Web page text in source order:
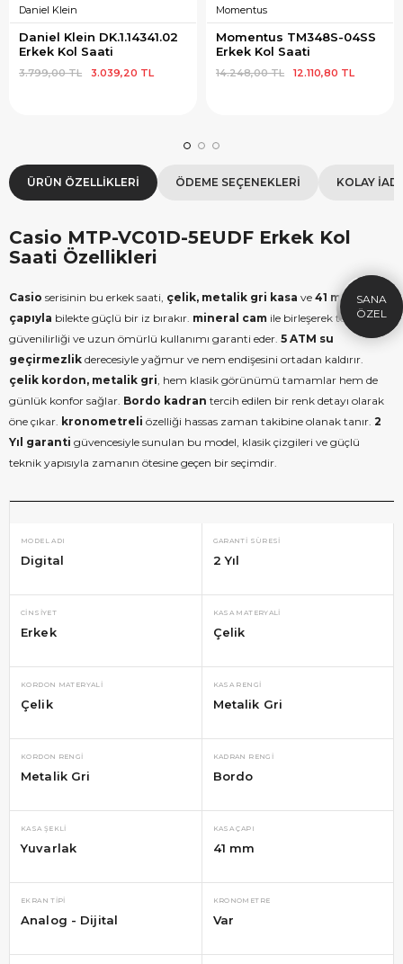
Daniel Klein
Daniel Klein DK.1.14341.02
Erkek Kol Saati
3.039,20 TL
3.799,00 TL
Momentus
Momentus TM348S-04SS
Erkek Kol Saati
12.110,80 TL
14.248,00 TL
ÜRÜN ÖZELLIKLERI ÖDEME SEÇENEKLERI KOLAY
Casio MTP-VC01D-5EUDF Erkek Kol
Saati Özellikleri
Casio serisinin bu erkek saati, çelik, metalik gri kasa ve 41 mm kasa
çapıyla bilekte güçlü bir iz bırakır. mineral cam ile birleşerek teknik
güvenilirliği ve uzun ömürlü kullanımı garanti eder. 5 ATM su
geçirmezlik derecesiyle yağmur ve nem endişesini ortadan kaldırır.
çelik kordon, metalik gri , hem klasik görünümü tamamlar hem de
günlük konfor sağlar. Bordo kadran tercih edilen bir renk detayı olarak
öne çıkar. kronometreli özelliği hassas zaman takibine olanak tanır. 2
Yıl garanti güvencesiyle sunulan bu model, klasik çizgileri ve güçlü
teknik yapısıyla zamanın ötesine geçen bir seçimdir.
MODEL ADI
Digital
GARANTI SÜRESI
2 Yıl
CINSIYET
Erkek
KASA MATERYALI
Çelik
KORDON MATERYALI
Çelik
KASA RENGI
Metalik Gri
KORDON RENGI
Metalik Gri
KADRAN RENGI
Bordo
KASA ŞEKLI
Yuvarlak
KASA ÇAPI
41 mm
EKRAN TIPI
Analog - Dijital
KRONOMETRE
Var
HEDIYE
ÇEKI
9.999 TL üzeri alışverişe özel×
HEDIYE1000